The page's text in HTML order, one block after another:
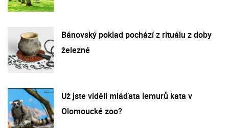
Bánovský poklad pochází z rituálu z doby
železné
Už jste viděli mláďata lemurů kata v
Olomoucké zoo?